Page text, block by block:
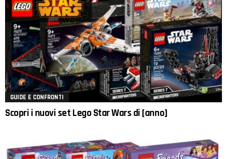
GUIDE E CONFRONTI
Scopri i nuovi set Lego Star Wars di [anno]